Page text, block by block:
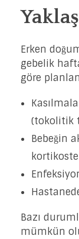
Erken
gebelik
göre
(tokolitik
Bebeğin
Bazı
mümkün